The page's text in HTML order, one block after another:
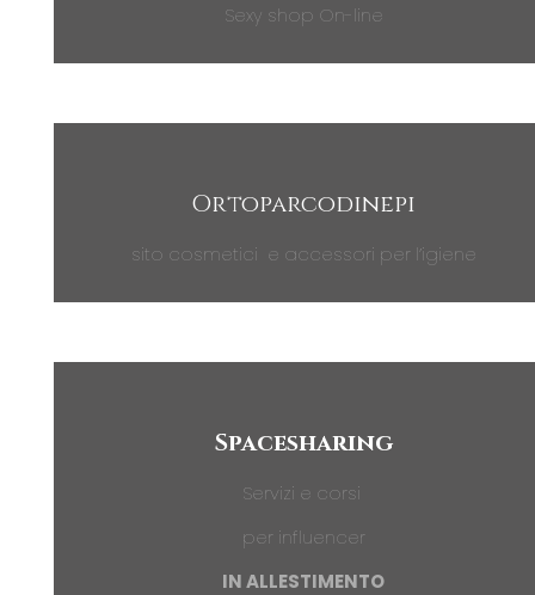
Sexy shop On-line
Ortoparcodinepi
sito cosmetici e accessori per l’igiene
Spacesharing
Servizi e corsi
per influencer
IN ALLESTIMENTO